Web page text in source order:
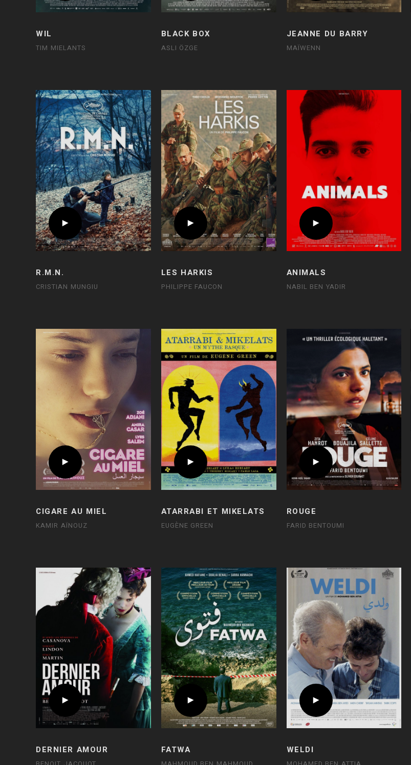
WIL
TIM MIELANTS
BLACK BOX
ASLI ÖZGE
JEANNE DU BARRY
MAÏWENN
R.M.N.
CRISTIAN MUNGIU
LES HARKIS
PHILIPPE FAUCON
ANIMALS
NABIL BEN YADIR
CIGARE AU MIEL
KAMIR AÏNOUZ
ATARRABI ET MIKELATS
EUGÈNE GREEN
ROUGE
FARID BENTOUMI
DERNIER AMOUR FATWA WELDI